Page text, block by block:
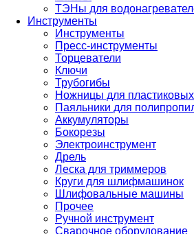
ТЭНы для
Инструменты
Инструменты
Пресс-инструменты
Торцеватели
Ключи
Трубогибы
Ножницы для
Паяльники для
Аккумуляторы
Бокорезы
Электроинструмент
Дрель
Леска для триммеров
Круги для шлифмашинок
Шлифовальные машины
Прочее
Ручной инструмент
Сварочное оборудование